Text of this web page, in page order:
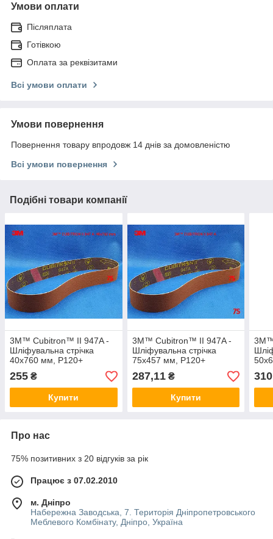
Умови оплати
Післяплата
Готівкою
Оплата за реквізитами
Всі умови оплати
Умови повернення
Повернення товару впродовж 14 днів за домовленістю
Всі умови повернення
Подібні товари компанії
3M™ Cubitron™ II 947A -
Шліфувальна стрічка
40x760 мм, P120+
255 ₴
Купити
3M™ Cubitron™ II 947A -
Шліфувальна стрічка
75x457 мм, P120+
287,11₴
Купити
Про нас
75% позитивних з 20 відгуків за рік
Працює з 07.02.2010
м. Дніпро
Набережна Заводська, 7. Територія Дніпропетровського
Меблевого Комбінату, Дніпро, Україна